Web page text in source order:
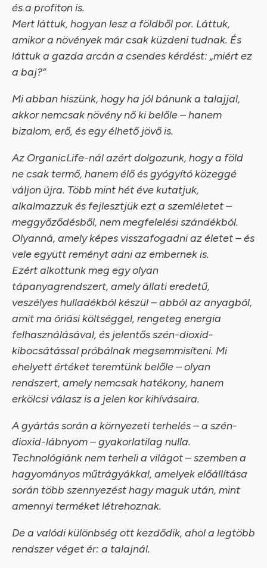
és a profiton is.
Mert láttuk, hogyan lesz a földből por. Láttuk,
amikor a növények már csak küzdeni tudnak. És
láttuk a gazda arcán a csendes kérdést: „miért ez
a baj?”
Mi abban hiszünk, hogy ha jól bánunk a talajjal,
akkor nemcsak növény nő ki belőle – hanem
bizalom, erő, és egy élhető jövő is.
Az OrganicLife-nál azért dolgozunk, hogy a föld
ne csak termő, hanem élő és gyógyító közeggé
váljon újra. Több mint hét éve kutatjuk,
alkalmazzuk és fejlesztjük ezt a szemléletet –
meggyőződésből, nem megfelelési szándékból.
Olyanná, amely képes visszafogadni az életet – és
vele együtt reményt adni az embernek is.
Ezért alkottunk meg egy olyan
tápanyagrendszert, amely állati eredetű,
veszélyes hulladékból készül – abból az anyagból,
amit ma óriási költséggel, rengeteg energia
felhasználásával, és jelentős szén-dioxid-
kibocsátással próbálnak megsemmisíteni. Mi
ehelyett értéket teremtünk belőle – olyan
rendszert, amely nemcsak hatékony, hanem
erkölcsi válasz is a jelen kor kihívásaira.
A gyártás során a környezeti terhelés – a szén-
dioxid-lábnyom – gyakorlatilag nulla.
Technológiánk nem terheli a világot – szemben a
hagyományos műtrágyákkal, amelyek előállítása
során több szennyezést hagy maguk után, mint
amennyi terméket létrehoznak.
De a valódi különbség ott kezdődik, ahol a legtöbb
rendszer véget ér: a talajnál.